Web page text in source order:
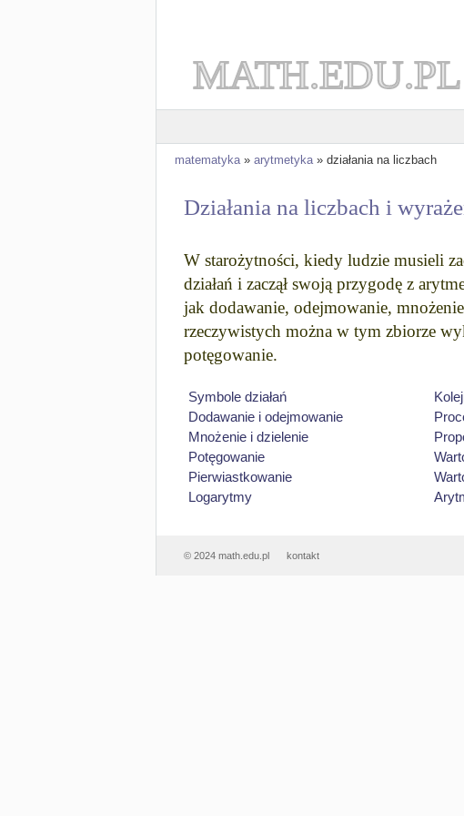
MATH.EDU.PL
matematyka» arytmetyka» działania na liczbach
Działania na liczbach i
W starożytności, kiedy ludzie musieli
działań i zaczął swoją przygodę z
jak dodawanie, odejmowanie,
rzeczywistych można w tym zbiorze
potęgowanie.
Symbole działań
Dodawanie i odejmowanie
Mnożenie i dzielenie
Potęgowanie
Pierwiastkowanie
Logarytmy
© 2024 math.edu.pl kontakt